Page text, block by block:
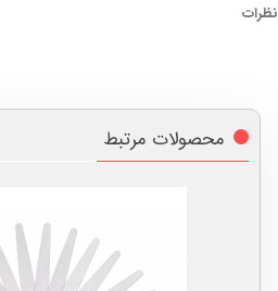
نظرات
محصولات مرتبط